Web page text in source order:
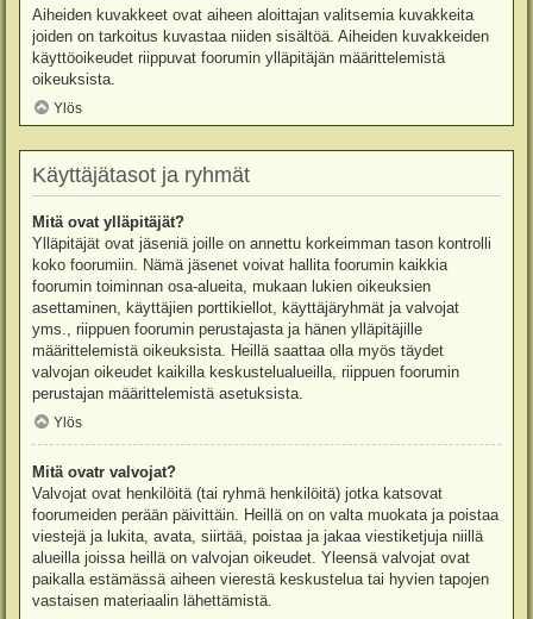
Aiheiden kuvakkeet ovat aiheen aloittajan valitsemia kuvakkeita
joiden on tarkoitus kuvastaa niiden sisältöä. Aiheiden kuvakkeiden
käyttöoikeudet riippuvat foorumin ylläpitäjän määrittelemistä
oikeuksista.
Ylös
Käyttäjätasot ja ryhmät
Mitä ovat ylläpitäjät?
Ylläpitäjät ovat jäseniä joille on annettu korkeimman tason kontrolli
koko foorumiin. Nämä jäsenet voivat hallita foorumin kaikkia
foorumin toiminnan osa-alueita, mukaan lukien oikeuksien
asettaminen, käyttäjien porttikiellot, käyttäjäryhmät ja valvojat
yms., riippuen foorumin perustajasta ja hänen ylläpitäjille
määrittelemistä oikeuksista. Heillä saattaa olla myös täydet
valvojan oikeudet kaikilla keskustelualueilla, riippuen foorumin
perustajan määrittelemistä asetuksista.
Ylös
Mitä ovatr valvojat?
Valvojat ovat henkilöitä (tai ryhmä henkilöitä) jotka katsovat
foorumeiden perään päivittäin. Heillä on on valta muokata ja poistaa
viestejä ja lukita, avata, siirtää, poistaa ja jakaa viestiketjuja niillä
alueilla joissa heillä on valvojan oikeudet. Yleensä valvojat ovat
paikalla estämässä aiheen vierestä keskustelua tai hyvien tapojen
vastaisen materiaalin lähettämistä.